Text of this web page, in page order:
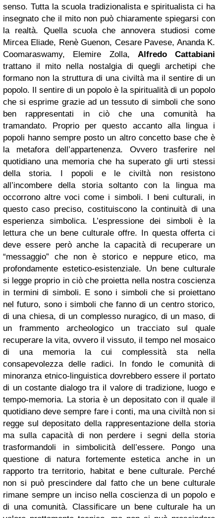
senso. Tutta la scuola tradizionalista e spiritualista ci ha
insegnato che il mito non può chiaramente spiegarsi con
la realtà. Quella scuola che annovera studiosi come
Mircea Eliade, Renè Guenon, Cesare Pavese, Ananda K.
Coomaraswamy, Elemire Zolla, Alfredo Cattabiani
trattano il mito nella nostalgia di quegli archetipi che
formano non la struttura di una civiltà ma il sentire di un
popolo. Il sentire di un popolo è la spiritualità di un popolo
che si esprime grazie ad un tessuto di simboli che sono
ben rappresentati in ciò che una comunità ha
tramandato. Proprio per questo accanto alla lingua i
popoli hanno sempre posto un altro concetto base che è
la metafora dell’appartenenza. Ovvero trasferire nel
quotidiano una memoria che ha superato gli urti stessi
della storia.
I popoli e le civiltà non resistono
all’incombere della storia soltanto con la lingua ma
occorrono altre voci come i simboli. I beni culturali, in
questo caso preciso, costituiscono la continuità di una
esperienza simbolica. L’espressione dei simboli è la
lettura che un bene culturale offre. In questa offerta ci
deve essere però anche la capacità di recuperare un
“messaggio” che non è storico e neppure etico, ma
profondamente estetico-esistenziale.
Un bene culturale
si legge proprio in ciò che proietta nella nostra coscienza
in termini di simboli. E sono i simboli che si proiettano
nel futuro, sono i simboli che fanno di un centro storico,
di una chiesa, di un complesso nuragico, di un maso, di
un frammento archeologico un tracciato sul quale
recuperare la vita, ovvero il vissuto, il tempo nel mosaico
di una memoria la cui complessità sta nella
consapevolezza delle radici.
In fondo le comunità di
minoranza etnico-linguistica dovrebbero essere il portato
di un costante dialogo tra il valore di tradizione, luogo e
tempo-memoria. La storia è un depositato con il quale il
quotidiano deve sempre fare i conti, ma una civiltà non si
regge sul depositato della rappresentazione della storia
ma sulla capacità di non perdere i segni della storia
trasformandoli in simbolicità dell’essere.
Pongo una
questione di natura fortemente estetica anche in un
rapporto tra territorio, habitat e bene culturale. Perché
non si può prescindere dal fatto che un bene culturale
rimane sempre un inciso nella coscienza di un popolo e
di una comunità. Classificare un bene culturale ha un